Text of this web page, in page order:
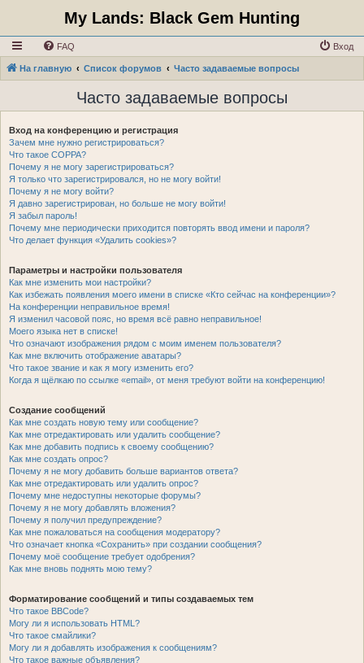
My Lands: Black Gem Hunting
FAQ Вход
На главную Список форумов Часто задаваемые вопросы
Часто задаваемые вопросы
Вход на конференцию и регистрация
Зачем мне нужно регистрироваться?
Что такое COPPA?
Почему я не могу зарегистрироваться?
Я только что зарегистрировался, но не могу войти!
Почему я не могу войти?
Я давно зарегистрирован, но больше не могу войти!
Я забыл пароль!
Почему мне периодически приходится повторять ввод имени и пароля?
Что делает функция «Удалить cookies»?
Параметры и настройки пользователя
Как мне изменить мои настройки?
Как избежать появления моего имени в списке «Кто сейчас на конференции»?
На конференции неправильное время!
Я изменил часовой пояс, но время всё равно неправильное!
Моего языка нет в списке!
Что означают изображения рядом с моим именем пользователя?
Как мне включить отображение аватары?
Что такое звание и как я могу изменить его?
Когда я щёлкаю по ссылке «email», от меня требуют войти на конференцию!
Создание сообщений
Как мне создать новую тему или сообщение?
Как мне отредактировать или удалить сообщение?
Как мне добавить подпись к своему сообщению?
Как мне создать опрос?
Почему я не могу добавить больше вариантов ответа?
Как мне отредактировать или удалить опрос?
Почему мне недоступны некоторые форумы?
Почему я не могу добавлять вложения?
Почему я получил предупреждение?
Как мне пожаловаться на сообщения модератору?
Что означает кнопка «Сохранить» при создании сообщения?
Почему моё сообщение требует одобрения?
Как мне вновь поднять мою тему?
Форматирование сообщений и типы создаваемых тем
Что такое BBCode?
Могу ли я использовать HTML?
Что такое смайлики?
Могу ли я добавлять изображения к сообщениям?
Что такое важные объявления?